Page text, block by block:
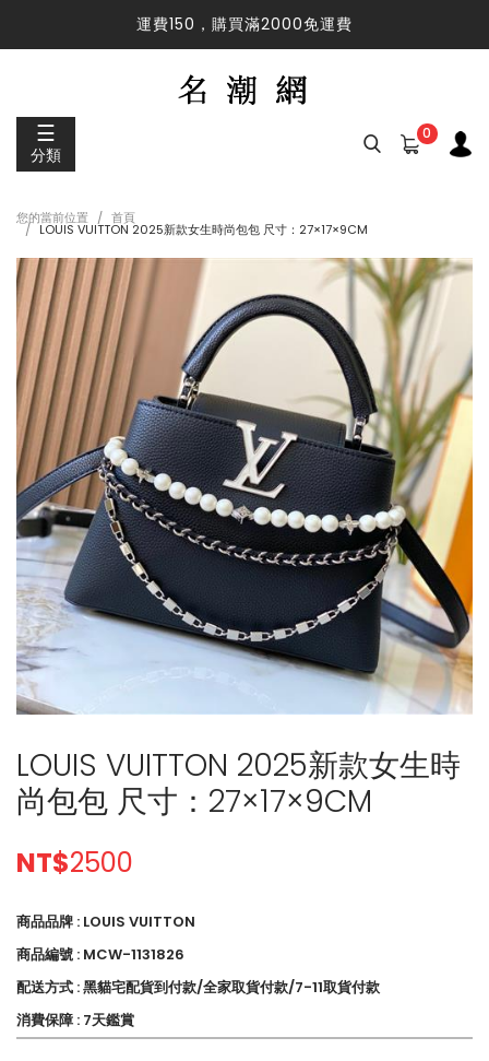
運費150，購買滿2000免運費
運費150，購買滿2000免運費
☰
分類
0
您的當前位置 首頁
LOUIS VUITTON 2025新款女生時尚包包 尺寸：27×17×9CM
LOUIS VUITTON 2025新款女生時
尚包包 尺寸：27×17×9CM
NT$2500
商品品牌 : LOUIS VUITTON
商品編號 : MCW-1131826
配送方式 : 黑貓宅配貨到付款/全家取貨付款/7-11取貨付款
消費保障 : 7天鑑賞